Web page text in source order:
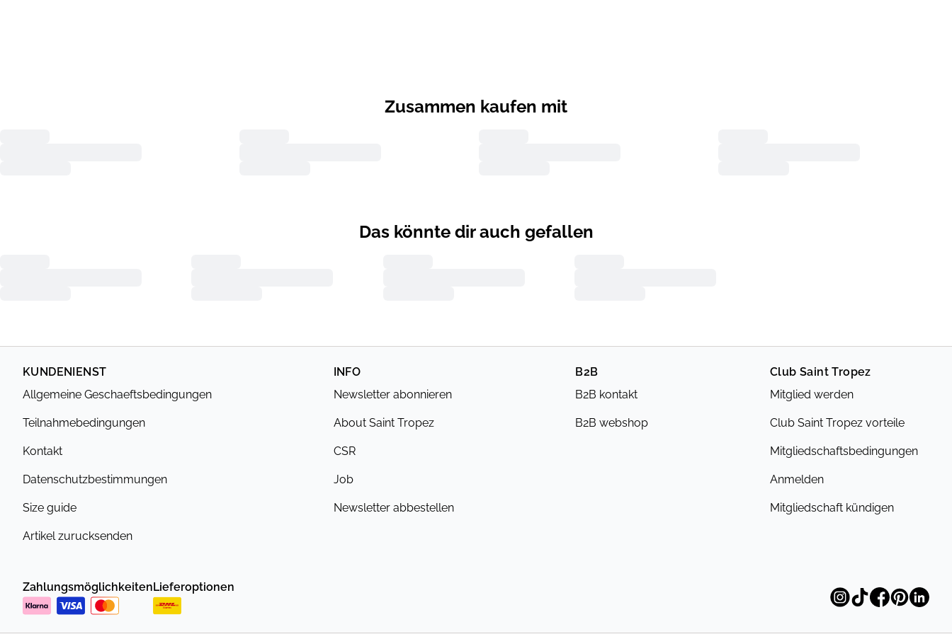
Zusammen kaufen mit
Das könnte dir auch gefallen
KUNDENIENST
Allgemeine Geschaeftsbedingungen
Teilnahmebedingungen
Kontakt
Datenschutzbestimmungen
Size guide
Artikel zurucksenden
INFO
Newsletter abonnieren
About Saint Tropez
CSR
Job
Newsletter abbestellen
B2B
B2B kontakt
B2B webshop
Club Saint Tropez
Mitglied werden
Club Saint Tropez vorteile
Mitgliedschaftsbedingungen
Anmelden
Mitgliedschaft kündigen
ZahlungsmöglichkeitenLieferoptionen